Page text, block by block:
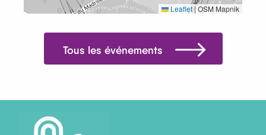
Leaflet|OSM Mapnik
Tous les événements